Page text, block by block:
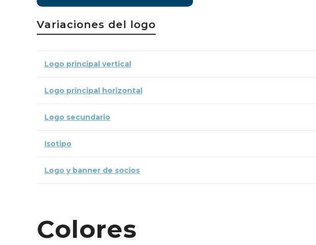
Variaciones del logo
Logo principal vertical
Logo principal horizontal
Logo secundario
Isotipo
Logo y banner de socios
Colores